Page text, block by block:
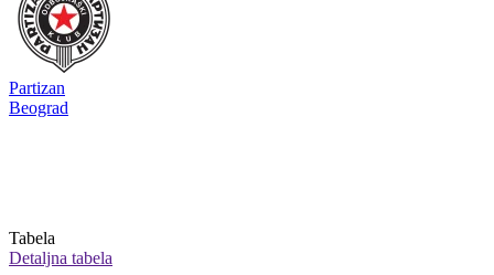
Partizan
Beograd
Tabela
Detaljna tabela